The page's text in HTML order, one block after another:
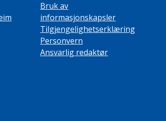
Bruk av
informasjonskapsler
Tilgjengelighetserklæring
Personvern
Ansvarlig redaktør